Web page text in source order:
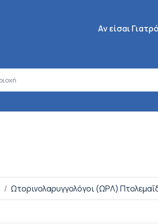
Κεντρική πλοήγηση
Aν είσαι
Ωτορινολαρυγγολόγοι (ΩΡΛ)